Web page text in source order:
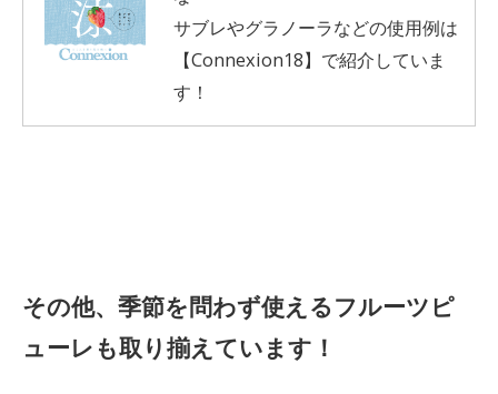
サブレやグラノーラなどの使用例は
【Connexion18】で紹介していま
す！
その他、季節を問わず使えるフルーツピ
ューレも取り揃えています！